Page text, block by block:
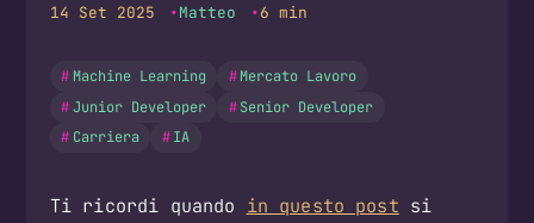
14 Set 2025 Matteo 6 min
Machine Learning
Mercato Lavoro
Junior Developer
Senior Developer
Carriera
IA
Ti ricordi quando in questo post si